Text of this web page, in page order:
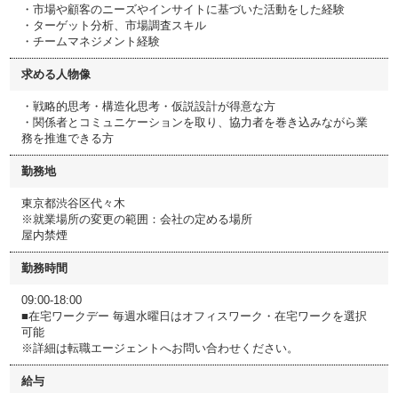
・市場や顧客のニーズやインサイトに基づいた活動をした経験
・ターゲット分析、市場調査スキル
・チームマネジメント経験
求める人物像
・戦略的思考・構造化思考・仮説設計が得意な方
・関係者とコミュニケーションを取り、協力者を巻き込みながら業
務を推進できる方
勤務地
東京都渋谷区代々木
※就業場所の変更の範囲：会社の定める場所
屋内禁煙
勤務時間
09:00-18:00
■在宅ワークデー 毎週水曜日はオフィスワーク・在宅ワークを選択
可能
※詳細は転職エージェントへお問い合わせください。
給与